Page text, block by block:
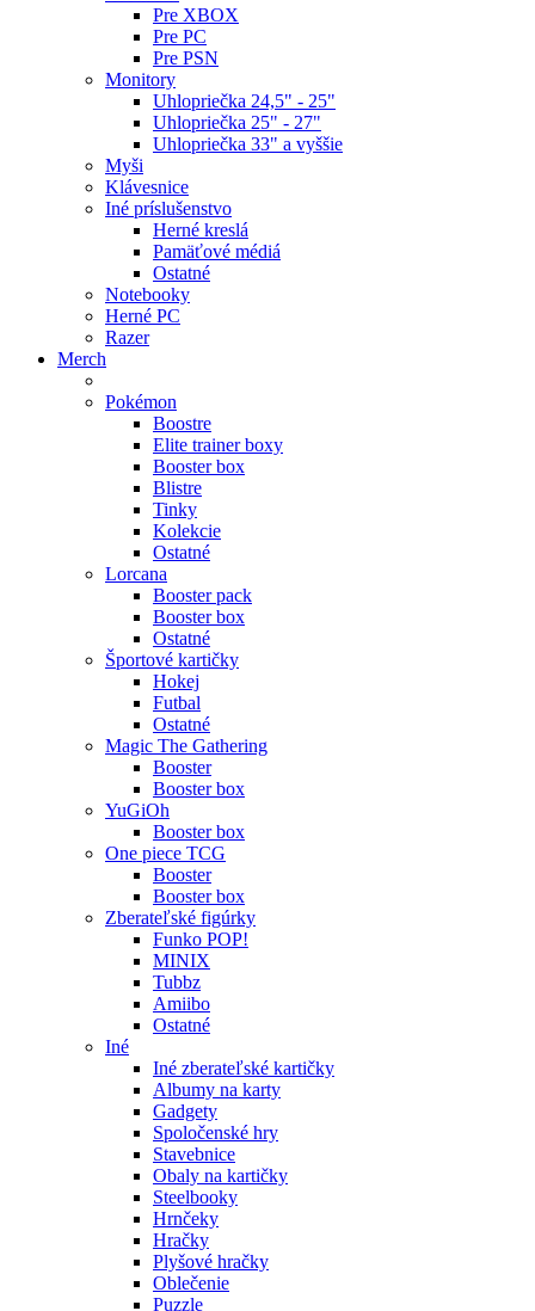
Pre XBOX
Pre PC
Pre PSN
Monitory
Uhlopriečka 24,5" - 25"
Uhlopriečka 25" - 27"
Uhlopriečka 33" a vyššie
Myši
Klávesnice
Iné príslušenstvo
Herné kreslá
Pamäťové médiá
Ostatné
Notebooky
Herné PC
Razer
Merch
Pokémon
Boostre
Elite trainer boxy
Booster box
Blistre
Tinky
Kolekcie
Ostatné
Lorcana
Booster pack
Booster box
Ostatné
Športové kartičky
Hokej
Futbal
Ostatné
Magic The Gathering
Booster
Booster box
YuGiOh
Booster box
One piece TCG
Booster
Booster box
Zberateľské figúrky
Funko POP!
MINIX
Tubbz
Amiibo
Ostatné
Iné
Iné zberateľské kartičky
Albumy na karty
Gadgety
Spoločenské hry
Stavebnice
Obaly na kartičky
Steelbooky
Hrnčeky
Hračky
Plyšové hračky
Oblečenie
Puzzle